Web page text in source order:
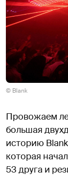
© Blank
Провожаем
большая
историю
которая
53 друга и